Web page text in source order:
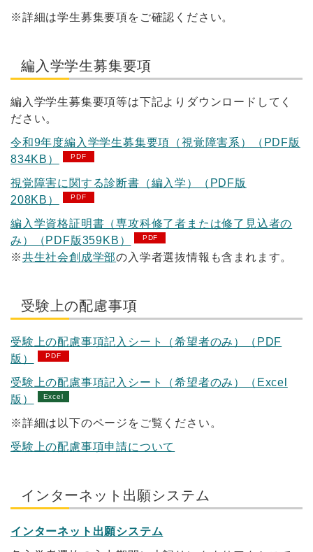
※詳細は学生募集要項をご確認ください。
編入学学生募集要項
編入学学生募集要項等は下記よりダウンロードしてく
ださい。
令和9年度編入学学生募集要項（視覚障害系）（PDF版
834KB）
視覚障害に関する診断書（編入学）（PDF版
208KB）
編入学資格証明書（専攻科修了者または修了見込者の
み）（PDF版359KB）
※共生社会創成学部の入学者選抜情報も含まれます。
受験上の配慮事項
受験上の配慮事項記入シート（希望者のみ）（PDF
版）
受験上の配慮事項記入シート（希望者のみ）（Excel
版）
※詳細は以下のページをご覧ください。
受験上の配慮事項申請について
インターネット出願システム
インターネット出願システム